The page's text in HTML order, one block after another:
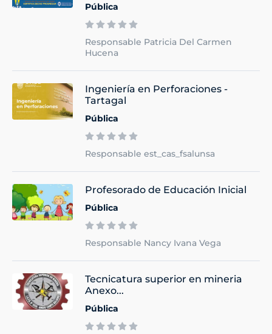
Pública
Responsable Patricia Del Carmen
Hucena
Ingeniería en Perforaciones -
Tartagal
Pública
Responsable est_cas_fsalunsa
Profesorado de Educación Inicial
Pública
Responsable Nancy Ivana Vega
Tecnicatura superior en mineria
Anexo...
Pública